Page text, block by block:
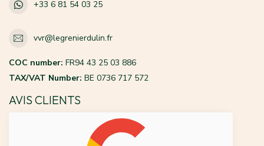
+33 6 81 54 03 25
vvr@legrenierdulin.fr
COC number: FR94 43 25 03 886
TAX/VAT Number: BE 0736 717 572
AVIS CLIENTS